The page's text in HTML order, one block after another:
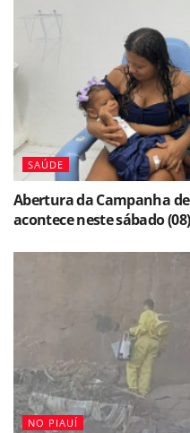
SAÚDE
Abertura da Campanha
acontece neste sábado (08)
NO PIAUÍ